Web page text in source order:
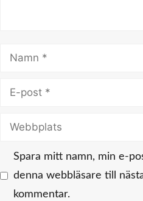
Namn
Webbplats
Spara mitt namn, min e-
denna webbläsare till
kommentar.